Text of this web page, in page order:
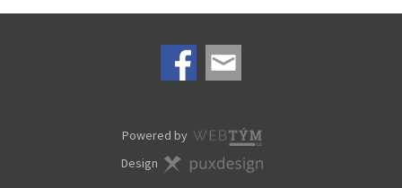
Powered by
Design